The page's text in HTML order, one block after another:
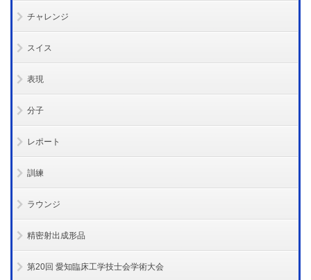
チャレンジ
スイス
表現
分子
レポート
訓練
ラウンジ
精密射出成形品
第20回 愛知臨床工学技士会学術大会